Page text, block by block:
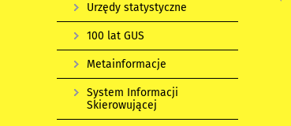
Urzędy statystyczne
100 lat GUS
Metainformacje
System Informacji
Skierowującej